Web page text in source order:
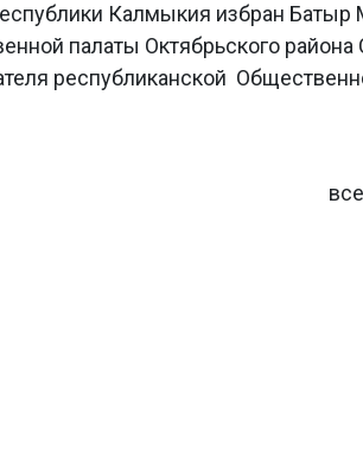
Калмыкия избран Батыр
палаты Октябрьского района
республиканской